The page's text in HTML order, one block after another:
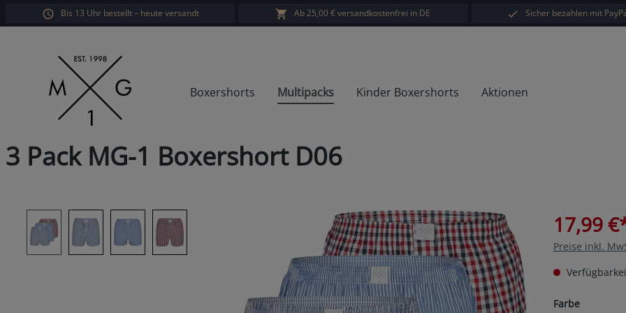
Zur Hauptnavigation springen
Bis 13 Uhr bestellt – heute versandt Ab 25,00 € versandkostenfrei in DE Sicher bezahlen mit
Boxershorts Multipacks Kinder Boxershorts Aktionen
3 Pack MG-1 Boxershort D06
Bildergalerie überspringen 17,99
Preise inkl.
Farbeauswählen